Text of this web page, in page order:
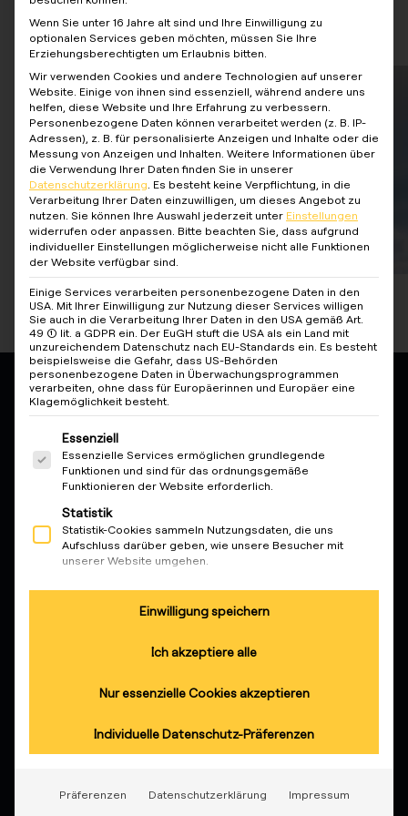
Gesamte Case Study herunterladen
reev - We want to energize a
better future.
Lösungen
KundInnen
Elektrofachkräfte
Wenn Sie unter 16 Jahre alt sind und Ihre Einwilligung zu
optionalen Services geben möchten, müssen Sie Ihre
Erziehungsberechtigten um Erlaubnis bitten.
Wir verwenden Cookies und andere Technologien auf unserer
Website. Einige von ihnen sind essenziell, während andere uns
helfen, diese Website und Ihre Erfahrung zu verbessern.
Personenbezogene Daten können verarbeitet werden (z. B. IP-
Adressen), z. B. für personalisierte Anzeigen und Inhalte oder die
Messung von Anzeigen und Inhalten. Weitere Informationen über
die Verwendung Ihrer Daten finden Sie in unserer
Datenschutzerklärung Es besteht keine Verpflichtung, in die
Verarbeitung Ihrer Daten einzuwilligen, um dieses Angebot zu
nutzen. Sie können Ihre Auswahl jederzeit unter Einstellungen
widerrufen oder anpassen. Bitte beachten Sie, dass aufgrund
individueller Einstellungen möglicherweise nicht alle Funktionen
der Website verfügbar sind.
Einige Services verarbeiten personenbezogene Daten in den
USA. Mit Ihrer Einwilligung zur Nutzung dieser Services willigen
Sie auch in die Verarbeitung Ihrer Daten in den USA gemäß Art.
49 (1) lit. a GDPR ein. Der EuGH stuft die USA als ein Land mit
unzureichendem Datenschutz nach EU-Standards ein. Es besteht
beispielsweise die Gefahr, dass US-Behörden
personenbezogene Daten in Überwachungsprogrammen
verarbeiten, ohne dass für Europäerinnen und Europäer eine
Klagemöglichkeit besteht.
Es folgt eine Liste der Service-Gruppen, für die eine
Essenziell
Essenzielle Services ermöglichen grundlegende
Funktionen und sind für das ordnungsgemäße
Funktionieren der Website erforderlich.
Statistik
Statistik-Cookies sammeln Nutzungsdaten, die uns
Aufschluss darüber geben, wie unsere Besucher mit
unserer Website umgehen.
Marketing
Marketing Services werden von Drittanbietern oder
Herausgebern genutzt, um personalisierte Werbung
Websites hinweg verfolgen.
Inhalte von Videoplattformen und Social-Media-
externe Services akzeptiert werden, ist für den Zugriff auf
diese Inhalte keine manuelle Einwilligung mehr
erforderlich.
Einwilligung speichern
Ich akzeptiere alle
Nur essenzielle Cookies akzeptieren
Individuelle Datenschutz-Präferenzen
Präferenzen Datenschutzerklärung Impressum